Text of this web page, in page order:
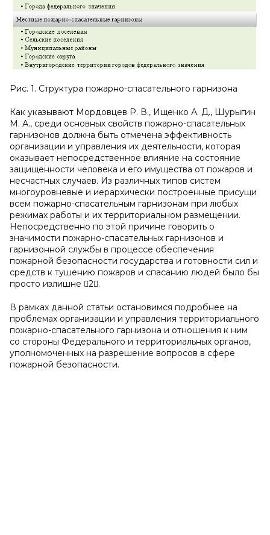
Рис. 1. Структура пожарно-спасательного гарнизона
Как указывают Мордовцев Р. В., Ищенко А. Д., Шурыгин
М. А., среди основных свойств пожарно-спасательных
гарнизонов должна быть отмечена эффективность
организации и управления их деятельности, которая
оказывает непосредственное влияние на состояние
защищенности человека и его имущества от пожаров и
несчастных случаев. Из различных типов систем
многоуровневые и иерархически построенные присущи
всем пожарно-спасательным гарнизонам при любых
режимах работы и их территориальном размещении.
Непосредственно по этой причине говорить о
значимости пожарно-спасательных гарнизонов и
гарнизонной службы в процессе обеспечения
пожарной безопасности государства и готовности сил и
средств к тушению пожаров и спасанию людей было бы
просто излишне 2.
В рамках данной статьи остановимся подробнее на
проблемах организации и управления территориального
пожарно-спасательного гарнизона и отношения к ним
со стороны Федерального и территориальных органов,
уполномоченных на разрешение вопросов в сфере
пожарной безопасности.